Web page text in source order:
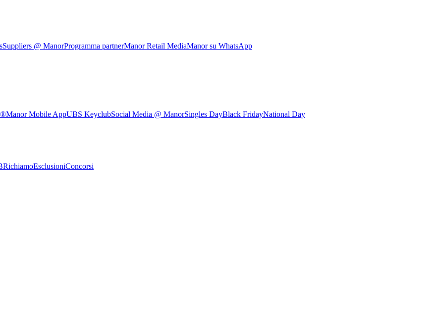
Suppliers @ ManorProgramma partnerManor Retail MediaManor su WhatsApp
Manor Mobile AppUBS KeyclubSocial Media @ ManorSingles DayBlack FridayNational Day
RichiamoEsclusioniConcorsi